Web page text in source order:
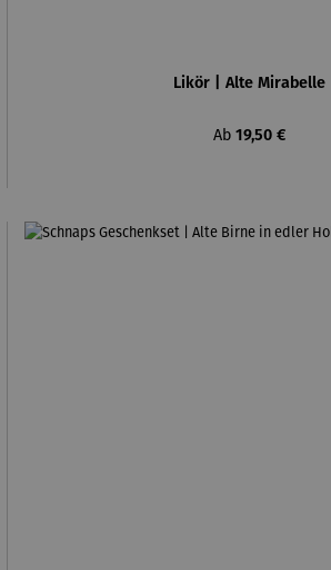
Likör | Alte Mirabelle
Regulärer Preis:
Ab 19,50 €